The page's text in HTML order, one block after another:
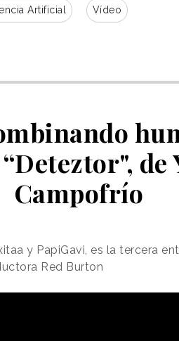
Artificial Vídeo
de
Campofrío
y PapiGavi, es la tercera
Red Burton